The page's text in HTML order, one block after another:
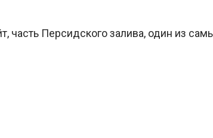
часть Персидского залива, один из